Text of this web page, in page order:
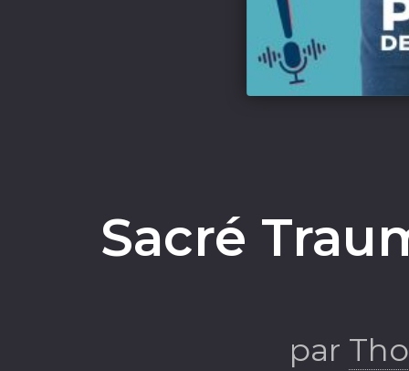
Sacré
par